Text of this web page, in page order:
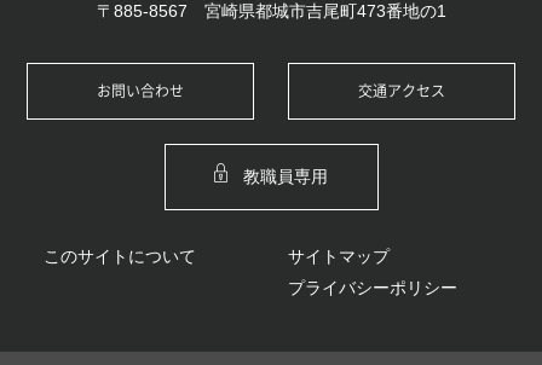
〒885-8567 宮崎県都城市吉尾町473番地の1
お問い合わせ 交通アクセス
教職員専用
サイトマップ
このサイトについて
プライバシーポリシー